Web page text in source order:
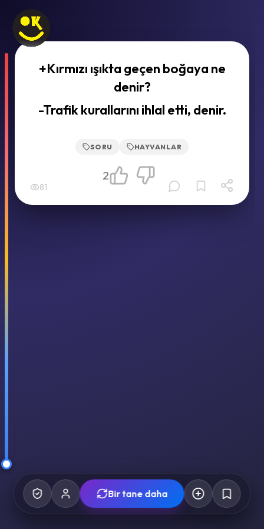
+Kırmızı ışıkta geçen boğaya ne
denir?
-Trafik kurallarını ihlal etti, denir.
SORU HAYVANLAR
81
2
Bir tane daha